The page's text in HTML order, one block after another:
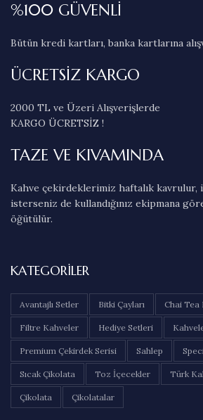
%100 GÜVENLİ
Bütün kredi kartları, banka kartlarına
ÜCRETSİZ KARGO
2000 TL ve Üzeri Alışverişlerde
KARGO ÜCRETSİZ !
TAZE VE KIVAMINDA
Kahve çekirdeklerimiz haftalık
isterseniz de kullandığınız ekipmana
öğütülür.
KATEGORILER
Avantajlı Setler Bitki Çayları Chai Tea
Filtre Kahveler Hediye Setleri
Premium Çekirdek Serisi Sahlep
Sıcak Çikolata Toz İçecekler Türk
Çikolata Çikolatalar